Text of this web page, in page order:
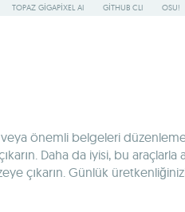
TOPAZ GIGAPIXEL AI GITHUB CLI OSU!
önemli belgeleri
Daha da iyisi, bu araçlarla
çıkarın. Günlük